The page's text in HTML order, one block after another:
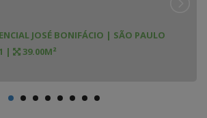
JOSÉ BONIFÁCIO | SÃO PAULO
|
39.00M²